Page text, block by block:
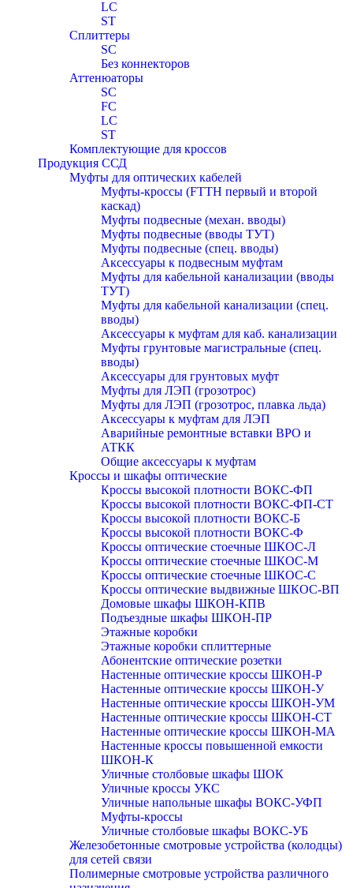
LC
ST
Сплиттеры
SC
Без коннекторов
Аттенюаторы
SC
FC
LC
ST
Комплектующие для кроссов
Продукция ССД
Муфты для оптических кабелей
Муфты-кроссы (FTTH первый и второй
каскад)
Муфты подвесные (механ. вводы)
Муфты подвесные (вводы ТУТ)
Муфты подвесные (спец. вводы)
Аксессуары к подвесным муфтам
Муфты для кабельной канализации (вводы
ТУТ)
Муфты для кабельной канализации (спец.
вводы)
Аксессуары к муфтам для каб. канализации
Муфты грунтовые магистральные (спец.
вводы)
Аксессуары для грунтовых муфт
Муфты для ЛЭП (грозотрос)
Муфты для ЛЭП (грозотрос, плавка льда)
Аксессуары к муфтам для ЛЭП
Аварийные ремонтные вставки ВРО и
АТКК
Общие аксессуары к муфтам
Кроссы и шкафы оптические
Кроссы высокой плотности ВОКС-ФП
Кроссы высокой плотности ВОКС-ФП-СТ
Кроссы высокой плотности ВОКС-Б
Кроссы высокой плотности ВОКС-Ф
Кроссы оптические стоечные ШКОС-Л
Кроссы оптические стоечные ШКОС-М
Кроссы оптические стоечные ШКОС-С
Кроссы оптические выдвижные ШКОС-ВП
Домовые шкафы ШКОН-КПВ
Подъездные шкафы ШКОН-ПР
Этажные коробки
Этажные коробки сплиттерные
Абонентские оптические розетки
Настенные оптические кроссы ШКОН-Р
Настенные оптические кроссы ШКОН-У
Настенные оптические кроссы ШКОН-УМ
Настенные оптические кроссы ШКОН-СТ
Настенные оптические кроссы ШКОН-МА
Настенные кроссы повышенной емкости
ШКОН-К
Уличные столбовые шкафы ШОК
Уличные кроссы УКС
Уличные напольные шкафы ВОКС-УФП
Муфты-кроссы
Уличные столбовые шкафы ВОКС-УБ
Железобетонные смотровые устройства (колодцы)
для сетей связи
Полимерные смотровые устройства различного